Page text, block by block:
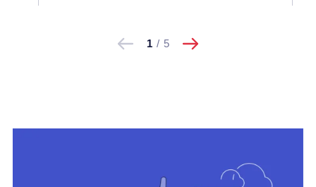
Pokaż 1 / 5
Pokaż